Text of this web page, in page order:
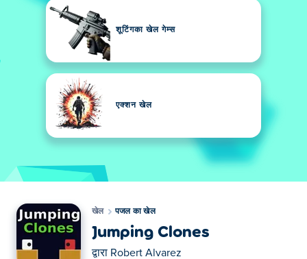
शूटिंगका खेल गेम्स
एक्शन खेल
खेल पजल का खेल
Jumping Clones
द्वारा Robert Alvarez